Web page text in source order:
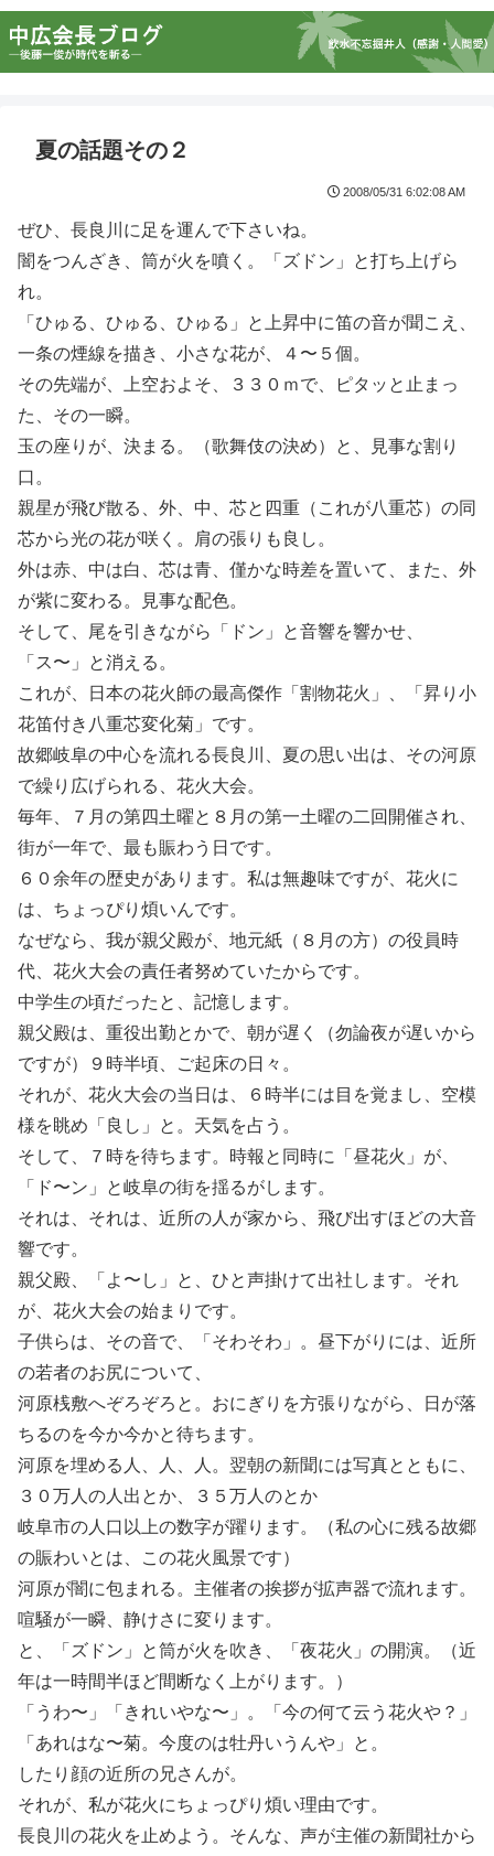
夏の話題その２
2008/05/31 6:02:08 AM
ぜひ、長良川に足を運んで下さいね。
闇をつんざき、筒が火を噴く。「ズドン」と打ち上げら
れ。
「ひゅる、ひゅる、ひゅる」と上昇中に笛の音が聞こえ、
一条の煙線を描き、小さな花が、４〜５個。
その先端が、上空およそ、３３０ｍで、ピタッと止まっ
た、その一瞬。
玉の座りが、決まる。（歌舞伎の決め）と、見事な割り
口。
親星が飛び散る、外、中、芯と四重（これが八重芯）の同
芯から光の花が咲く。肩の張りも良し。
外は赤、中は白、芯は青、僅かな時差を置いて、また、外
が紫に変わる。見事な配色。
そして、尾を引きながら「ドン」と音響を響かせ、
「ス〜」と消える。
これが、日本の花火師の最高傑作「割物花火」、「昇り小
花笛付き八重芯変化菊」です。
故郷岐阜の中心を流れる長良川、夏の思い出は、その河原
で繰り広げられる、花火大会。
毎年、７月の第四土曜と８月の第一土曜の二回開催され、
街が一年で、最も賑わう日です。
６０余年の歴史があります。私は無趣味ですが、花火に
は、ちょっぴり煩いんです。
なぜなら、我が親父殿が、地元紙（８月の方）の役員時
代、花火大会の責任者努めていたからです。
中学生の頃だったと、記憶します。
親父殿は、重役出勤とかで、朝が遅く（勿論夜が遅いから
ですが）９時半頃、ご起床の日々。
それが、花火大会の当日は、６時半には目を覚まし、空模
様を眺め「良し」と。天気を占う。
そして、７時を待ちます。時報と同時に「昼花火」が、
「ド〜ン」と岐阜の街を揺るがします。
それは、それは、近所の人が家から、飛び出すほどの大音
響です。
親父殿、「よ〜し」と、ひと声掛けて出社します。それ
が、花火大会の始まりです。
子供らは、その音で、「そわそわ」。昼下がりには、近所
の若者のお尻について、
河原桟敷へぞろぞろと。おにぎりを方張りながら、日が落
ちるのを今か今かと待ちます。
河原を埋める人、人、人。翌朝の新聞には写真とともに、
３０万人の人出とか、３５万人のとか
岐阜市の人口以上の数字が躍ります。（私の心に残る故郷
の賑わいとは、この花火風景です）
河原が闇に包まれる。主催者の挨拶が拡声器で流れます。
喧騒が一瞬、静けさに変ります。
と、「ズドン」と筒が火を吹き、「夜花火」の開演。（近
年は一時間半ほど間断なく上がります。）
「うわ〜」「きれいやな〜」。「今の何て云う花火や？」
「あれはな〜菊。今度のは牡丹いうんや」と。
したり顔の近所の兄さんが。
それが、私が花火にちょっぴり煩い理由です。
長良川の花火を止めよう。そんな、声が主催の新聞社から